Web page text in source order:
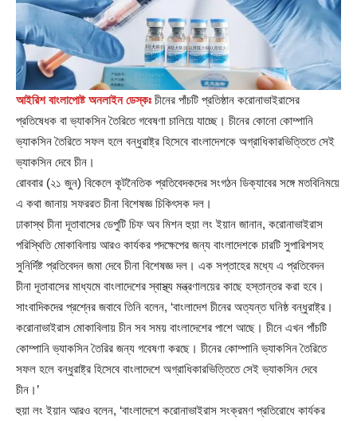
আইরিশ বাংলাপোষ্ট অনলাইন ডেস্কঃ চীনের পাঁচটি প্রতিষ্ঠান করোনাভাইরাসের
প্রতিষেধক বা ভ্যাকসিন তৈরিতে গবেষণা চালিয়ে যাচ্ছে। চীনের কোনো কোম্পানি
ভ্যাকসিন তৈরিতে সফল হলে বন্ধুরাষ্ট্র হিসেবে বাংলাদেশকে অগ্রাধিকারভিত্তিতে সেই
ভ্যাকসিন দেবে চীন।
রোববার (২১ জুন) বিকেলে কূটনৈতিক প্রতিবেদকদের সংগঠন ডিক্যাবের সঙ্গে মতবিনিময়ে
এ কথা জানায় সফররত চীনা বিশেষজ্ঞ চিকিৎসক দল।
ঢাকাস্থ চীনা দূতাবাসের ডেপুটি চিফ অব মিশন হুয়া লং ইয়ান জানান, করোনাভাইরাস
পরিস্থিতি মোকাবিলায় আরও কার্যকর পদক্ষেপের জন্য বাংলাদেশকে চারটি সুপারিশসহ
সুনির্দিষ্ট প্রতিবেদন জমা দেবে চীনা বিশেষজ্ঞ দল। এক সপ্তাহের মধ্যে এ প্রতিবেদন
চীনা দূতাবাসের মাধ্যমে বাংলাদেশের স্বাস্থ্য মন্ত্রণালয়ের কাছে হস্তান্তর করা হবে।
সাংবাদিকদের প্রশ্নের জবাবে তিনি বলেন, ‘বাংলাদেশ চীনের অত্যন্ত ঘনিষ্ঠ বন্ধুরাষ্ট্র।
করোনাভাইরাস মোকাবিলায় চীন সব সময় বাংলাদেশের পাশে আছে। চীনে এখন পাঁচটি
কোম্পানি ভ্যাকসিন তৈরির জন্য গবেষণা করছে। চীনের কোম্পানি ভ্যাকসিন তৈরিতে
সফল হলে বন্ধুরাষ্ট্র হিসেবে বাংলাদেশে অগ্রাধিকারভিত্তিতে সেই ভ্যাকসিন দেবে
চীন।’
হুয়া লং ইয়ান আরও বলেন, ‘বাংলাদেশে করোনাভাইরাস সংক্রমণ প্রতিরোধে কার্যকর